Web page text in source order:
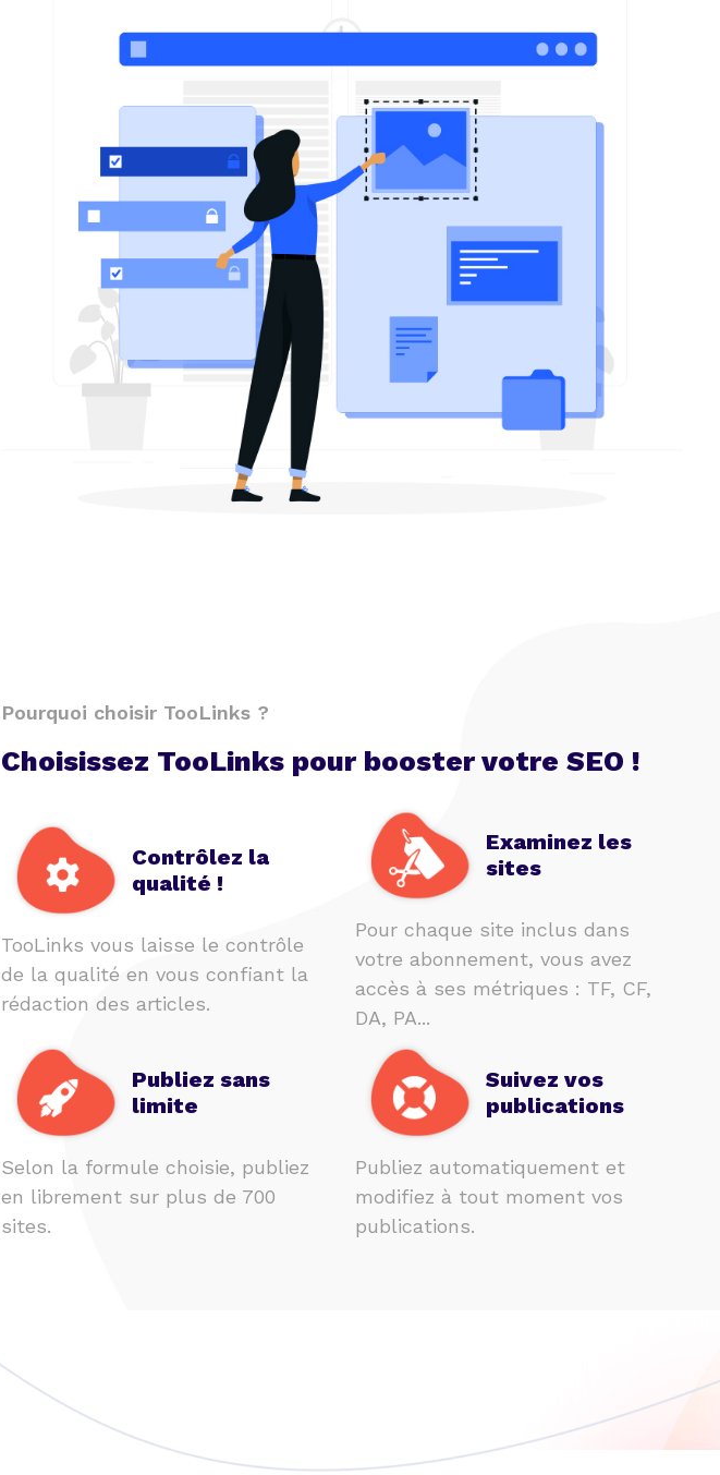
Pourquoi choisir TooLinks ?
Choisissez TooLinks pour booster votre SEO !
Contrôlez la
qualité !
TooLinks vous laisse le contrôle
de la qualité en vous confiant la
rédaction des articles.
Examinez les
sites
Pour chaque site inclus dans
votre abonnement, vous avez
accès à ses métriques : TF, CF,
DA, PA...
Publiez sans
limite
Selon la formule choisie, publiez
en librement sur plus de 700
sites.
Suivez vos
publications
Publiez automatiquement et
modifiez à tout moment vos
publications.